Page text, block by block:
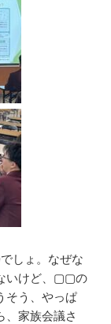
しょ。なぜな
いけど、▢▢の
そう、やっぱ
、家族会議さ